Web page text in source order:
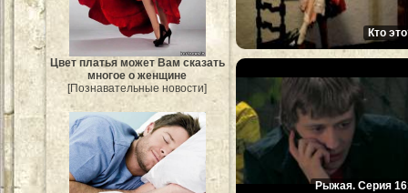
Цвет платья может Вам сказать
многое о женщине
[Познавательные новости]
Кто
Рыжая. Серия